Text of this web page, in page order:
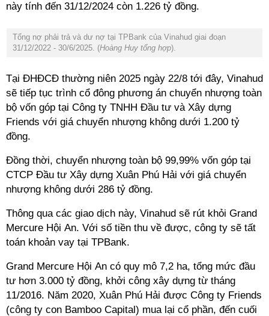
này tính đến 31/12/2024 còn 1.226 tỷ đồng.
Tổng nợ phải trả và dư nợ tại TPBank của Vinahud giai đoạn
31/12/2022 - 30/6/2025. (Hoàng Huy tổng hợp).
Tại ĐHĐCĐ thường niên 2025 ngày 22/8 tới đây, Vinahud
sẽ tiếp tục trình cổ đông phương án chuyển nhượng toàn
bộ vốn góp tại Công ty TNHH Đầu tư và Xây dựng
Friends với giá chuyển nhượng không dưới 1.200 tỷ
đồng.
Đồng thời, chuyển nhượng toàn bộ 99,99% vốn góp tại
CTCP Đầu tư Xây dựng Xuân Phú Hải với giá chuyển
nhượng không dưới 286 tỷ đồng.
Thông qua các giao dịch này, Vinahud sẽ rút khỏi Grand
Mercure Hội An. Với số tiền thu về được, công ty sẽ tất
toán khoản vay tại TPBank.
Grand Mercure Hội An có quy mô 7,2 ha, tổng mức đầu
tư hơn 3.000 tỷ đồng, khởi công xây dựng từ tháng
11/2016. Năm 2020, Xuân Phú Hải được Công ty Friends
(công ty con Bamboo Capital) mua lại cổ phần, đến cuối